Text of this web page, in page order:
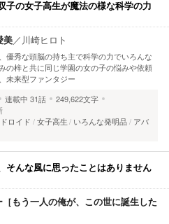
子の女子高生が魔法の様な科学の力
美／ 川崎ヒロト
優秀な頭脳の持ち主で科学の力でいろんな
の梓と共に同じ学園の女の子の悩みや依頼
未来型ファンタジー
連載中 31話
249,622文字
ロイド 女子高生 いろんな発明品
アバ
そんな風に思ったことはありません
もう一人の俺が、この世に誕生した